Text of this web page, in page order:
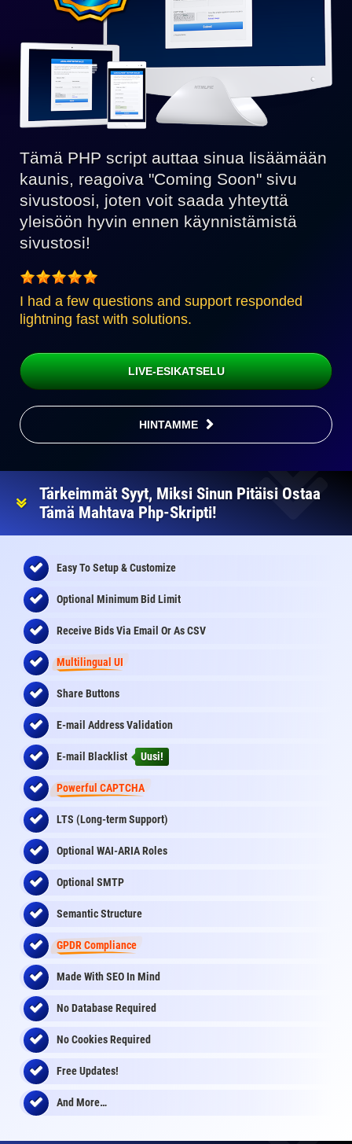
Tämä PHP script auttaa sinua lisäämään
kaunis, reagoiva "Coming Soon" sivu
sivustoosi, joten voit saada yhteyttä
yleisöön hyvin ennen käynnistämistä
sivustosi!
I had a few questions and support responded
lightning fast with solutions.
LIVE-ESIKATSELU
HINTAMME
Tärkeimmät Syyt, Miksi Sinun Pitäisi Ostaa
Tämä Mahtava Php-Skripti!
Easy To Setup & Customize
Optional Minimum Bid Limit
Receive Bids Via Email Or As CSV
Multilingual UI
Share Buttons
E-mail Address Validation
E-mail Blacklist Uusi!
Powerful CAPTCHA
LTS (Long-term Support)
Optional WAI-ARIA Roles
Optional SMTP
Semantic Structure
GPDR Compliance
Made With SEO In Mind
No Database Required
No Cookies Required
Free Updates!
And More…